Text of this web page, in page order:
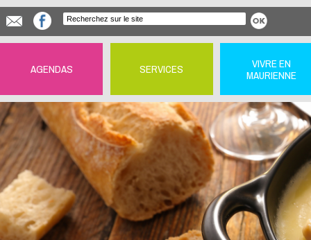
AGENDAS SERVICES
VIVRE EN
MAURIENNE